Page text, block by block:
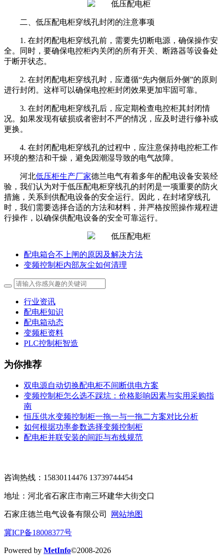
二、低压配电柜穿线孔封闭的注意事项
1. 在封闭配电柜穿线孔前，需要先切断电源，确保操作安
全。同时，要确保电控柜内关闭的所有开关、断路器等设备处
于断开状态。
2. 在封闭配电柜穿线孔时，应遵循“先内侧后外侧”的原则
进行封闭。这样可以确保电控柜封闭效果更加牢固可靠。
3. 在封闭配电柜穿线孔后，应定期检查电控柜其封闭情
况。如果发现有破损或者密封不严的情况，应及时进行修补或
更换。
4. 在封闭配电柜穿线孔的过程中，应注意保持电控柜工作
环境的整洁和干燥，避免因潮湿导致的电气故障。
河北低压柜生产厂家德兰电气有着多年的配电设备安装经
验，我们认为对于低压配电柜穿线孔的封闭是一项重要的防火
措施，关系到供配电设备的安全运行。因此，在封堵穿线孔
时，我们需要选择合适的方法和材料，并严格按照操作规程进
行操作，以确保供配电设备的安全可靠运行。
配电箱合不上闸的原因及解决方法
变频控制柜内部灰尘如何清理
行业资讯
配电柜知识
配电箱动态
变频柜资料
PLC控制柜智造
为你推荐
双电源自动切换配电柜不间断供电方案
变频控制柜怎么选不踩坑：价格影响因素与实用采购指
南
恒压供水变频控制柜一拖一与一拖二方案对比分析
如何根据功率参数选择变频控制柜
配电柜并联安装的间距与布线规范
咨询热线：15830114476 13739744454
地址：河北省石家庄市南三环建华大街交口
石家庄德兰电气设备有限公司 网站地图
冀ICP备18008377号
Powered by MetInfo©2008-2026